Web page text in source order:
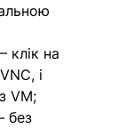
клік на
і
VM;
без